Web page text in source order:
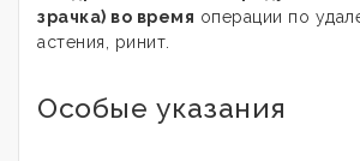
зрачка) во время операции по
астения, ринит.
Особые указания